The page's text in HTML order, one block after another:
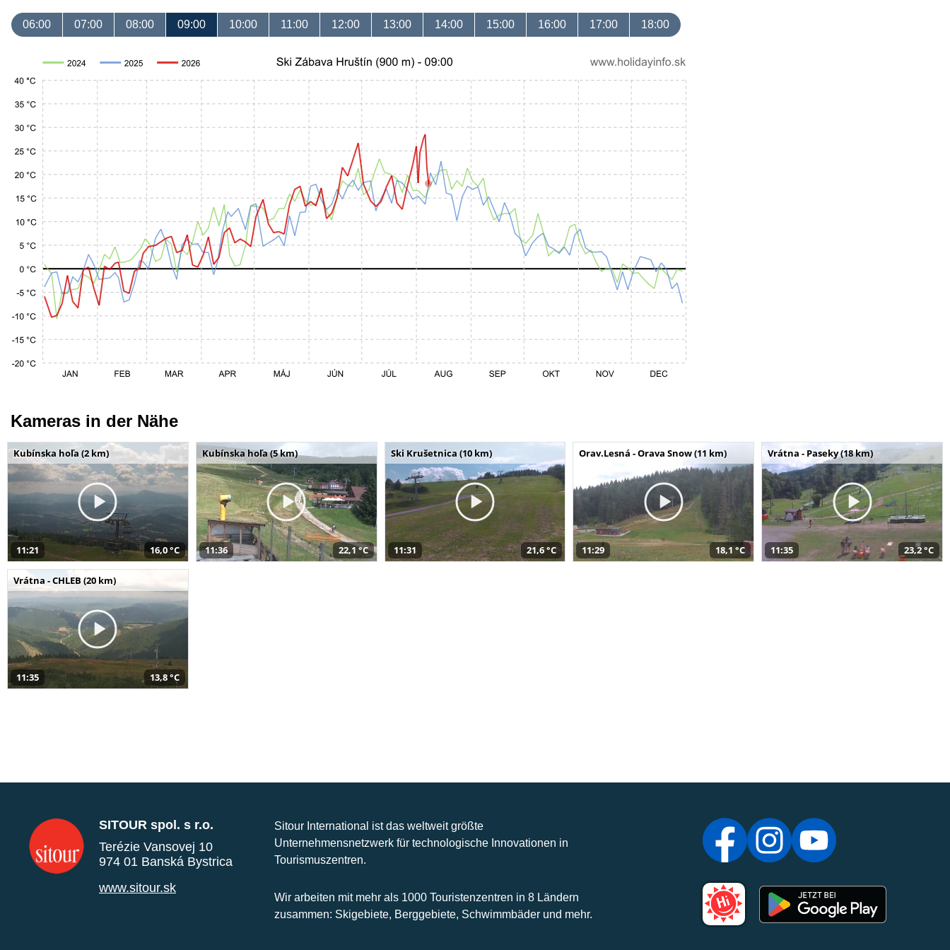
06:00 07:00 08:00 09:00 10:00 11:00 12:00 13:00 14:00 15:00 16:00 17:00 18:00
Kameras in der Nähe
Kubínska hoľa (2 km)
11:21 16,0 °C
Kubínska hoľa (5 km)
11:36 22,1 °C
Ski Krušetnica (10 km)
11:31 21,6 °C
Orav.Lesná - Orava Snow (11 km)
11:29 18,1 °C
Vrátna - Paseky (18 km)
11:35 23,2 °C
Vrátna - CHLEB (20 km)
11:35 13,8 °C
SITOUR spol. s r.o.
Terézie Vansovej 10
974 01 Banská Bystrica
www.sitour.sk
Sitour International ist das weltweit größte
Unternehmensnetzwerk für technologische Innovationen in
Tourismuszentren.
Wir arbeiten mit mehr als 1000 Touristenzentren in 8 Ländern
zusammen: Skigebiete, Berggebiete, Schwimmbäder und mehr.